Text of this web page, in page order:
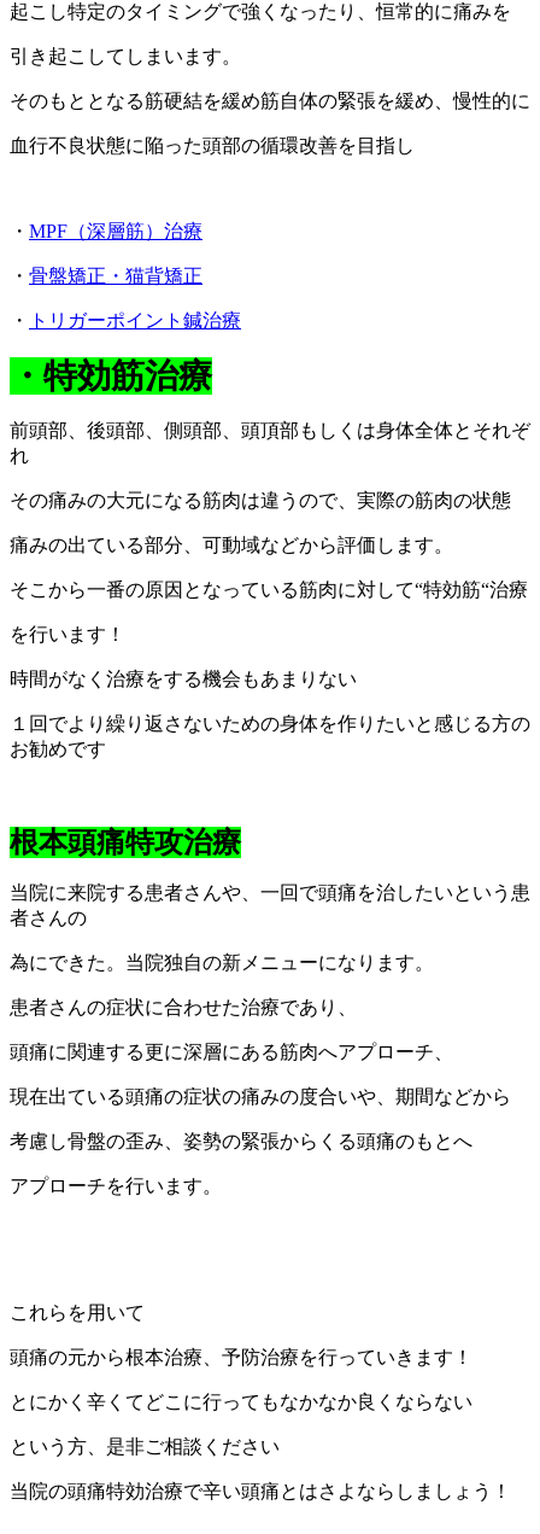
起こし特定のタイミングで強くなったり、恒常的に痛みを
引き起こしてしまいます。
そのもととなる筋硬結を緩め筋自体の緊張を緩め、慢性的に
血行不良状態に陥った頭部の循環改善を目指し
・ MPF（深層筋）治療
・ 骨盤矯正・猫背矯正
・ トリガーポイント鍼治療
・特効筋治療
前頭部、後頭部、側頭部、頭頂部もしくは身体全体とそれぞ
れ
その痛みの大元になる筋肉は違うので、実際の筋肉の状態
痛みの出ている部分、可動域などから評価します。
そこから一番の原因となっている筋肉に対して“特効筋“治療
を行います！
時間がなく治療をする機会もあまりない
１回でより繰り返さないための身体を作りたいと感じる方の
お勧めです
根本頭痛特攻治療
当院に来院する患者さんや、一回で頭痛を治したいという患
者さんの
為にできた。当院独自の新メニューになります。
患者さんの症状に合わせた治療であり、
頭痛に関連する更に深層にある筋肉へアプローチ、
現在出ている頭痛の症状の痛みの度合いや、期間などから
考慮し骨盤の歪み、姿勢の緊張からくる頭痛のもとへ
アプローチを行います。
これらを用いて
頭痛の元から根本治療、予防治療を行っていきます！
とにかく辛くてどこに行ってもなかなか良くならない
という方、是非ご相談ください
当院の頭痛特効治療で辛い頭痛とはさよならしましょう！